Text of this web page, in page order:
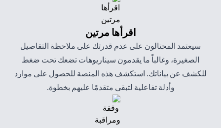
اقرأها مرتين
سيعتمد المحتالون على عدم قدرتك على ملاحظة التفاصيل
الصغيرة، وغالباً ما يقدمون سيناريوهات تضعك تحت ضغط
للكشف عن بياناتك. استكشف هذه المنصة للحصول على موارد
وأدلة تفاعلية لتبقى متقدمًا عليهم بخطوة.